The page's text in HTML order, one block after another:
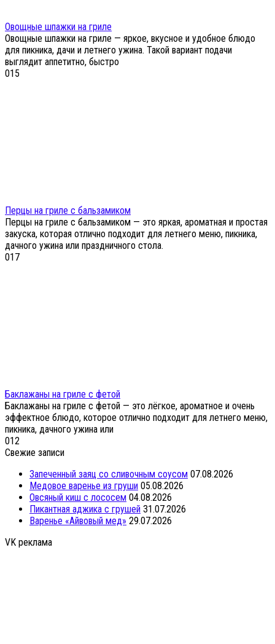
Овощные шпажки на гриле
Овощные шпажки на гриле — яркое, вкусное и удобное блюдо
для пикника, дачи и летнего ужина. Такой вариант подачи
выглядит аппетитно, быстро
015
Перцы на гриле с бальзамиком
Перцы на гриле с бальзамиком — это яркая, ароматная и простая
закуска, которая отлично подходит для летнего меню, пикника,
дачного ужина или праздничного стола.
017
Баклажаны на гриле с фетой
Баклажаны на гриле с фетой — это лёгкое, ароматное и очень
эффектное блюдо, которое отлично подходит для летнего меню,
пикника, дачного ужина или
012
Свежие записи
Запеченный заяц со сливочным соусом 07.08.2026
Медовое варенье из груши 05.08.2026
Овсяный киш с лососем 04.08.2026
Пикантная аджика с грушей 31.07.2026
Варенье «Айвовый мед» 29.07.2026
VK реклама